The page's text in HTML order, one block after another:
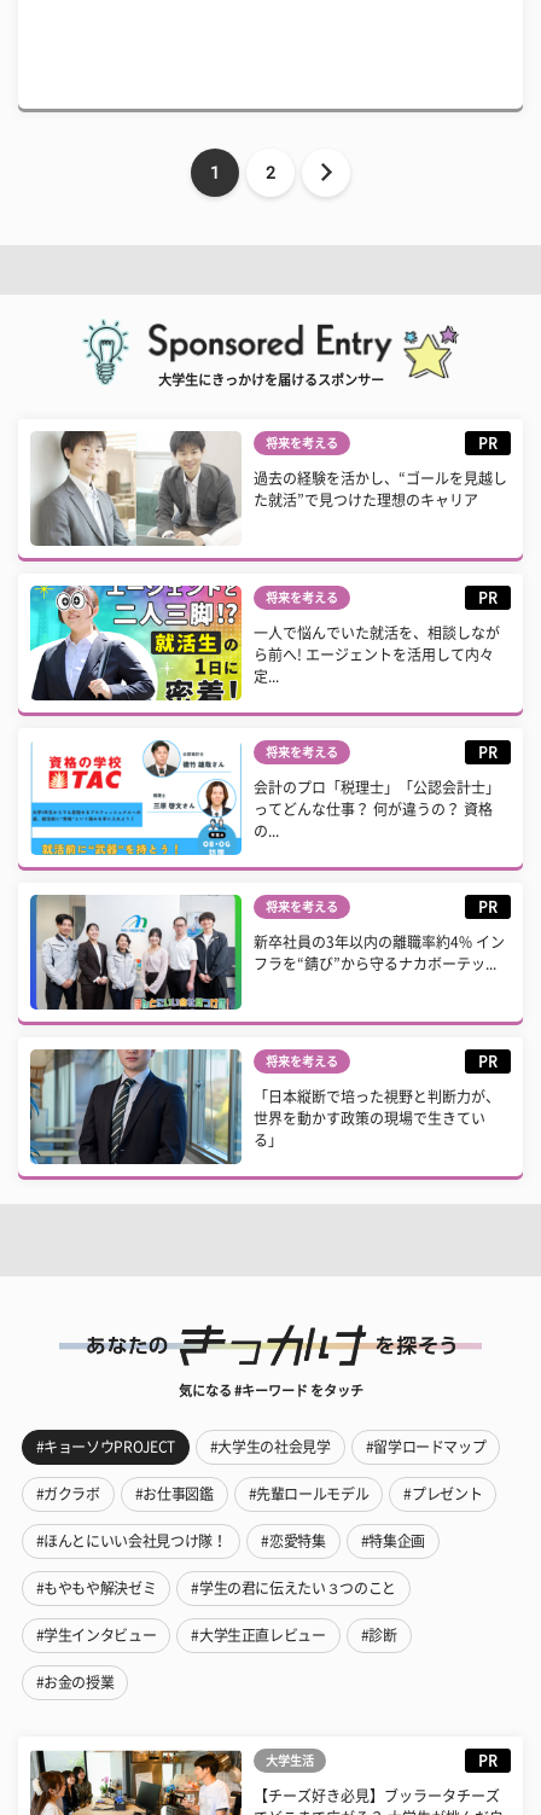
1 2
大学生にきっかけを届けるスポンサー
将来を考える PR
過去の経験を活かし、“ゴールを見越し
た就活”で見つけた理想のキャリア
将来を考える PR
一人で悩んでいた就活を、相談しなが
ら前へ! エージェントを活用して内々
定...
将来を考える PR
会計のプロ「税理士」「公認会計士」
ってどんな仕事？ 何が違うの？ 資格
の...
将来を考える PR
新卒社員の3年以内の離職率約4% イン
フラを“錆び”から守るナカボーテッ...
将来を考える PR
「日本縦断で培った視野と判断力が、
世界を動かす政策の現場で生きてい
る」
気になる #キーワード をタッチ
#キョーソウPROJECT #大学生の社会見学 #留学ロードマップ
#ガクラボ #お仕事図鑑 #先輩ロールモデル #プレゼント
#ほんとにいい会社見つけ隊！ #恋愛特集 #特集企画
#もやもや解決ゼミ #学生の君に伝えたい３つのこと
#学生インタビュー #大学生正直レビュー #診断
#お金の授業
大学生活 PR
【チーズ好き必見】ブッラータチーズ